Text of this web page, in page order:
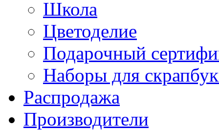
Школа
Цветоделие
Подарочный
Наборы для
Распродажа
Производители